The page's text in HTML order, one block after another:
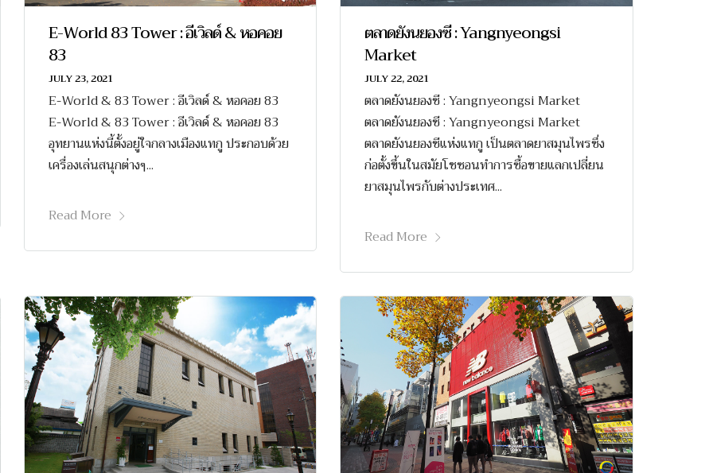
E-World 83 Tower : อีเวิลด์ & หอคอย
83
JULY 23, 2021
E-World & 83 Tower : อีเวิลด์ & หอคอย 83
E-World & 83 Tower : อีเวิลด์ & หอคอย 83
อุทยานแห่งนี้ตั้งอยู่ใจกลางเมืองแทกู ประกอบด้วย
เครื่องเล่นสนุกต่างๆ...
Read More
ตลาดยังนยองซี : Yangnyeongsi
Market
JULY 22, 2021
ตลาดยังนยองซี : Yangnyeongsi Market
ตลาดยังนยองซี : Yangnyeongsi Market
ตลาดยังนยองซีแห่งแทกู เป็นตลาดยาสมุนไพรซึ่ง
ก่อตั้งขึ้นในสมัยโชซอนทำการซื้อขายแลกเปลี่ยน
ยาสมุนไพรกับต่างประเทศ...
Read More